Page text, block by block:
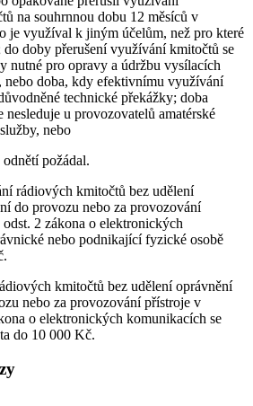
na souhrnnou dobu 12 měsíců v
je využíval k jiným účelům, než pro které
doby přerušení využívání kmitočtů se
nutné pro opravy a údržbu vysílacích
nebo doba, kdy efektivnímu využívání
technické překážky; doba
nesleduje u provozovatelů amatérské
nebo
požádal.
rádiových kmitočtů bez udělení
do provozu nebo za provozování
2 zákona o elektronických
nebo podnikající fyzické osobě
kmitočtů bez udělení oprávnění
nebo za provozování přístroje v
o elektronických komunikacích se
do 10 000 Kč.